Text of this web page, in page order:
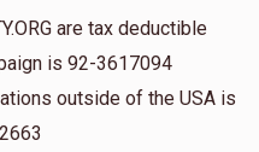
are tax deductible
is 92-3617094
outside of the USA is